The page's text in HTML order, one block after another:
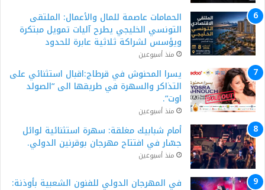
الحمامات عاصمة للمال والأعمال: الملتقى
التونسي الخليجي يطرح آليات تمويل مبتكرة
ويؤسس لشراكة ثلاثية عابرة للحدود
منذ أسبوعين
يسرا المحنوش في قرطاج:اقبال استثنائي على
التذاكر والسهرة في طريقها الى “الصولد
اوت”.
منذ أسبوعين
أمام شبابيك مغلقة: سهرة استثنائية لوائل
جسّار في افتتاح مهرجان بوقرنين الدولي.
منذ أسبوعين
في المهرجان الدولي للفنون الشعبية بأوذنة: